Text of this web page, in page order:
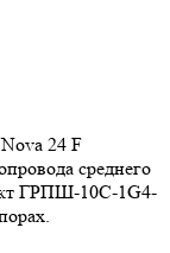
24 F
среднего
ГРПШ-10С-1G4-